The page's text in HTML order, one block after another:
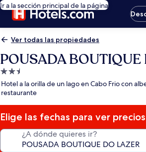
Ir a la sección principal de la página
Ver todas las propiedades
POUSADA
Propiedad
de
2.5
estrellas
Hotel a la orilla de un lago en Cabo Frio con
restaurante
Elige las fechas para ver precios
¿A dónde quieres ir?